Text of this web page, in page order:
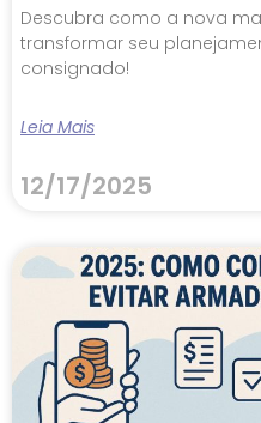
Descubra como a nova
transformar seu
consignado!
Leia Mais
12/17/2025